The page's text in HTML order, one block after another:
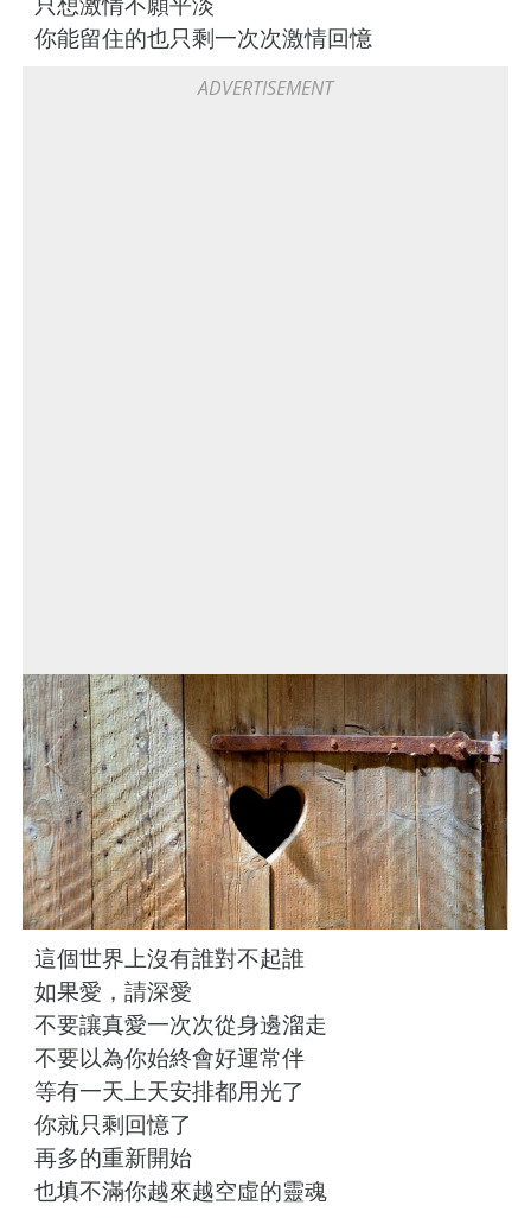
你能留住的也只剩一次次激情回憶
這個世界上沒有誰對不起誰
如果愛，請深愛
不要讓真愛一次次從身邊溜走
不要以為你始終會好運常伴
等有一天上天安排都用光了
你就只剩回憶了
再多的重新開始
也填不滿你越來越空虛的靈魂